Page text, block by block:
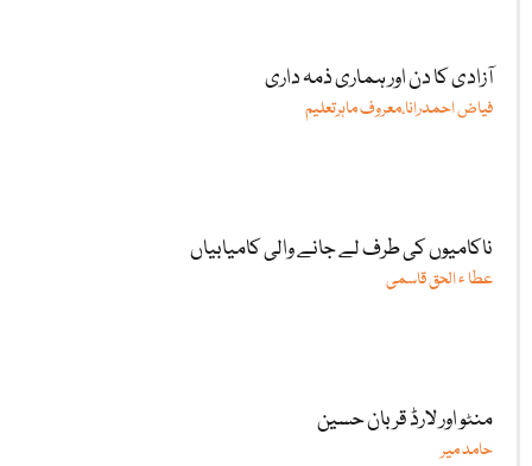
آزادی کا دن اور ہماری ذمہ داری
فیاض احمدرانا،معروف ماہرتعلیم
ناکامیوں کی طرف لے جانے والی کامیابیاں
عطا ء الحق قاسمی
منٹو اور لارڈ قربان حسین
حامد میر